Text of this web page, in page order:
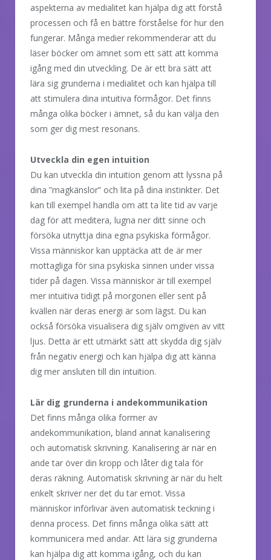
aspekterna av medialitet kan hjälpa dig att förstå
processen och få en bättre förståelse för hur den
fungerar. Många medier rekommenderar att du
läser böcker om ämnet som ett sätt att komma
igång med din utveckling. De är ett bra sätt att
lära sig grunderna i medialitet och kan hjälpa till
att stimulera dina intuitiva förmågor. Det finns
många olika böcker i ämnet, så du kan välja den
som ger dig mest resonans.
Utveckla din egen intuition
Du kan utveckla din intuition genom att lyssna på
dina ”magkänslor” och lita på dina instinkter. Det
kan till exempel handla om att ta lite tid av varje
dag för att meditera, lugna ner ditt sinne och
försöka utnyttja dina egna psykiska förmågor.
Vissa människor kan upptäcka att de är mer
mottagliga för sina psykiska sinnen under vissa
tider på dagen. Vissa människor är till exempel
mer intuitiva tidigt på morgonen eller sent på
kvällen när deras energi är som lägst. Du kan
också försöka visualisera dig själv omgiven av vitt
ljus. Detta är ett utmärkt sätt att skydda dig själv
från negativ energi och kan hjälpa dig att känna
dig mer ansluten till din intuition.
Lär dig grunderna i andekommunikation
Det finns många olika former av
andekommunikation, bland annat kanalisering
och automatisk skrivning. Kanalisering är när en
ande tar över din kropp och låter dig tala för
deras räkning. Automatisk skrivning är när du helt
enkelt skriver ner det du tar emot. Vissa
människor införlivar även automatisk teckning i
denna process. Det finns många olika sätt att
kommunicera med andar. Att lära sig grunderna
kan hjälpa dig att komma igång, och du kan